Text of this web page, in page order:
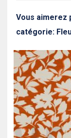
Vous aimerez
catégorie: